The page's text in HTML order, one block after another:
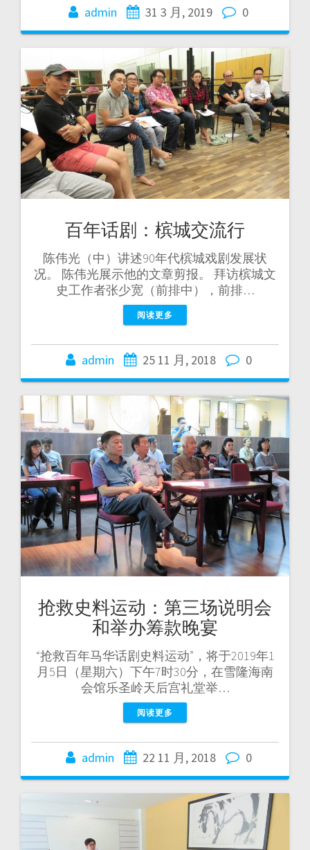
admin 31 3 月, 2019 0
百年话剧：槟城交流行
陈伟光（中）讲述90年代槟城戏剧发展状
况。 陈伟光展示他的文章剪报。 拜访槟城文
史工作者张少宽（前排中），前排…
阅读更多
admin 25 11 月, 2018 0
抢救史料运动：第三场说明会
和举办筹款晚宴
“抢救百年马华话剧史料运动”，将于2019年1
月5日（星期六）下午7时30分，在雪隆海南
会馆乐圣岭天后宫礼堂举…
阅读更多
admin 22 11 月, 2018 0